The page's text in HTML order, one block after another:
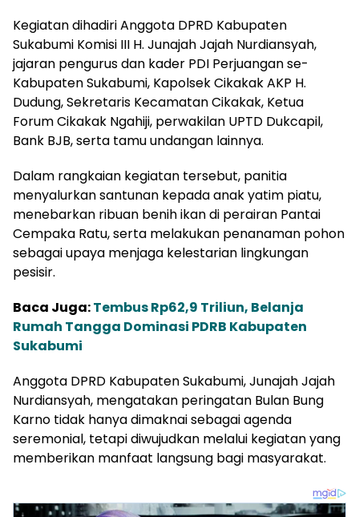
Kegiatan dihadiri Anggota DPRD Kabupaten
Sukabumi Komisi III H. Junajah Jajah Nurdiansyah,
jajaran pengurus dan kader PDI Perjuangan se-
Kabupaten Sukabumi, Kapolsek Cikakak AKP H.
Dudung, Sekretaris Kecamatan Cikakak, Ketua
Forum Cikakak Ngahiji, perwakilan UPTD Dukcapil,
Bank BJB, serta tamu undangan lainnya.
Dalam rangkaian kegiatan tersebut, panitia
menyalurkan santunan kepada anak yatim piatu,
menebarkan ribuan benih ikan di perairan Pantai
Cempaka Ratu, serta melakukan penanaman pohon
sebagai upaya menjaga kelestarian lingkungan
pesisir.
Baca Juga:Tembus Rp62,9 Triliun, Belanja
Rumah Tangga Dominasi PDRB Kabupaten
Sukabumi
Anggota DPRD Kabupaten Sukabumi, Junajah Jajah
Nurdiansyah, mengatakan peringatan Bulan Bung
Karno tidak hanya dimaknai sebagai agenda
seremonial, tetapi diwujudkan melalui kegiatan yang
memberikan manfaat langsung bagi masyarakat.